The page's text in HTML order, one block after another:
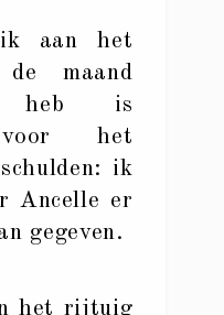
aan het
maand
heb is
het
ik
Ancelle er
gegeven.
het rijtuig